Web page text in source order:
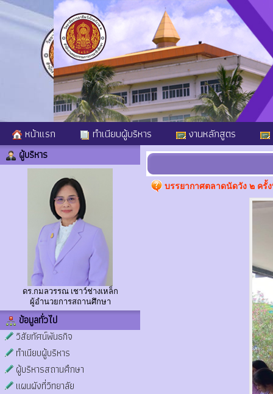
หน้าแรก ทำเนียบผู้บริหาร งานหลักสูตร
ผู้บริหาร
ดร.กมลวรรณ เชาว์ช่างเหล็ก
ผู้อำนวยการสถานศึกษา
ข้อมูลทั่วไป
วิสัยทัศน์พันธกิจ
ทำเนียบผู้บริหาร
ผู้บริหารสถานศึกษา
แผนผังที่วิทยาลัย
บรรยากาศตลาดนัดวัง ๒ ครั้ง